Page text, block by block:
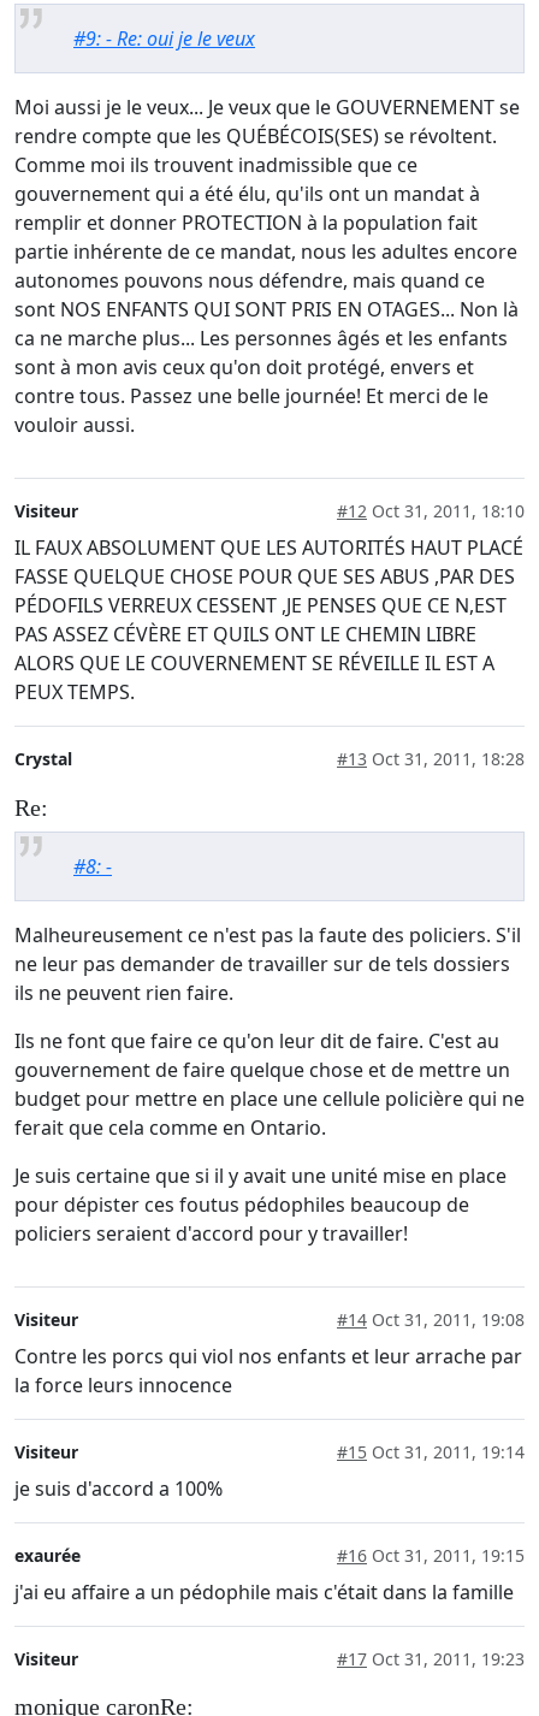
#9: - Re: oui je le veux
Moi aussi je le veux... Je veux que le GOUVERNEMENT se
rendre compte que les QUÉBÉCOIS(SES) se révoltent.
Comme moi ils trouvent inadmissible que ce
gouvernement qui a été élu, qu'ils ont un mandat à
remplir et donner PROTECTION à la population fait
partie inhérente de ce mandat, nous les adultes encore
autonomes pouvons nous défendre, mais quand ce
sont NOS ENFANTS QUI SONT PRIS EN OTAGES... Non là
ca ne marche plus... Les personnes âgés et les enfants
sont à mon avis ceux qu'on doit protégé, envers et
contre tous. Passez une belle journée! Et merci de le
vouloir aussi.
Visiteur #12 Oct 31, 2011, 18:10
IL FAUX ABSOLUMENT QUE LES AUTORITÉS HAUT PLACÉ
FASSE QUELQUE CHOSE POUR QUE SES ABUS ,PAR DES
PÉDOFILS VERREUX CESSENT ,JE PENSES QUE CE N,EST
PAS ASSEZ CÉVÈRE ET QUILS ONT LE CHEMIN LIBRE
ALORS QUE LE COUVERNEMENT SE RÉVEILLE IL EST A
PEUX TEMPS.
Crystal #13 Oct 31, 2011, 18:28
Re:
#8: -
Malheureusement ce n'est pas la faute des policiers. S'il
ne leur pas demander de travailler sur de tels dossiers
ils ne peuvent rien faire.
Ils ne font que faire ce qu'on leur dit de faire. C'est au
gouvernement de faire quelque chose et de mettre un
budget pour mettre en place une cellule policière qui ne
ferait que cela comme en Ontario.
Je suis certaine que si il y avait une unité mise en place
pour dépister ces foutus pédophiles beaucoup de
policiers seraient d'accord pour y travailler!
Visiteur #14 Oct 31, 2011, 19:08
Contre les porcs qui viol nos enfants et leur arrache par
la force leurs innocence
Visiteur #15 Oct 31, 2011, 19:14
je suis d'accord a 100%
exaurée #16 Oct 31, 2011, 19:15
j'ai eu affaire a un pédophile mais c'était dans la famille
Visiteur #17 Oct 31, 2011, 19:23
monique caronRe: